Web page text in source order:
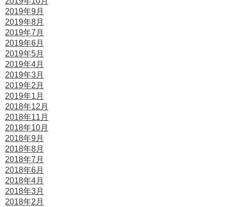
2019年9月
2019年8月
2019年7月
2019年6月
2019年5月
2019年4月
2019年3月
2019年2月
2019年1月
2018年12月
2018年11月
2018年10月
2018年9月
2018年8月
2018年7月
2018年6月
2018年4月
2018年3月
2018年2月